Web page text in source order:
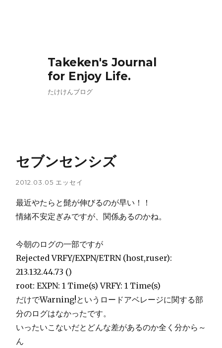
Takeken's Journal
for Enjoy Life.
たけけんブログ
セブンセンシズ
2012.03.05 エッセイ
最近やたらと髭が伸びるのが早い！！
情緒不安定ぎみですが、関係あるのかね。
今朝のログの一部ですが
Rejected VRFY/EXPN/ETRN (host,ruser):
213.132.44.73 ()
root: EXPN: 1 Time(s) VRFY: 1 Time(s)
だけでWarning!というロードアベレージに関する部
分のログはなかったです。
いったいこないだとどんな差があるのか全く分から～
ん